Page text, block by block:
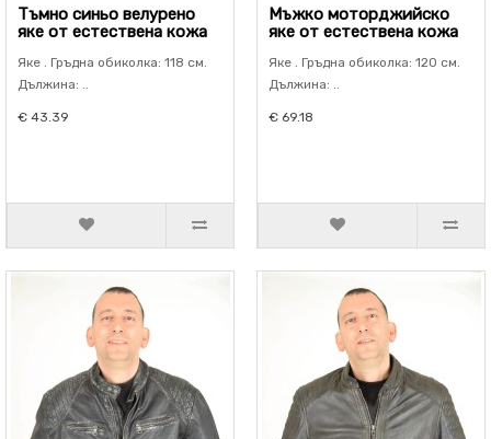
Тъмно синьо велурено
яке от естествена кожа
Яке . Гръдна обиколка: 118 см.
Дължина: ..
€ 43.39
Мъжко моторджийско
яке от естествена кожа
Яке . Гръдна обиколка: 120 см.
Дължина: ..
€ 69.18